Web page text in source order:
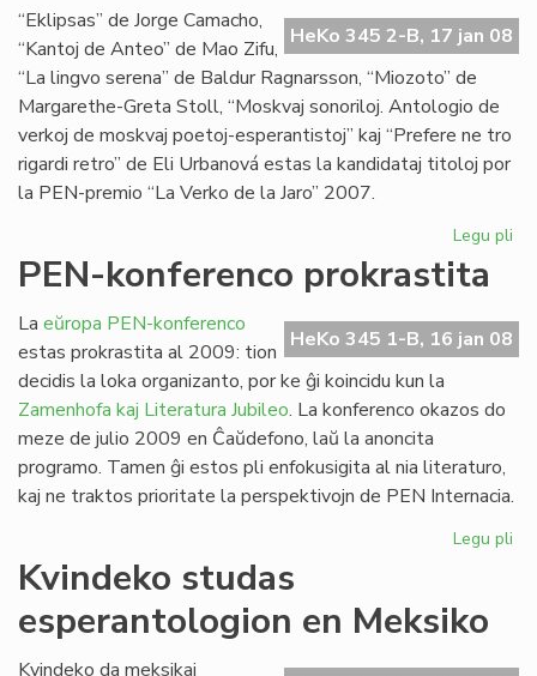
HeKo 345 2-B, 17 jan 08
“Eklipsas” de Jorge Camacho,
“Kantoj de Anteo” de Mao Zifu,
“La lingvo serena” de Baldur Ragnarsson, “Miozoto” de
Margarethe-Greta Stoll, “Moskvaj sonoriloj. Antologio de
verkoj de moskvaj poetoj-esperantistoj” kaj “Prefere ne tro
rigardi retro” de Eli Urbanová estas la kandidataj titoloj por
la PEN-premio “La Verko de la Jaro” 2007.
Legu pli
PEN-konferenco prokrastita
HeKo 345 1-B, 16 jan 08
La eŭropa PEN-konferenco
estas prokrastita al 2009: tion
decidis la loka organizanto, por ke ĝi koincidu kun la
Zamenhofa kaj Literatura Jubileo. La konferenco okazos do
meze de julio 2009 en Ĉaŭdefono, laŭ la anoncita
programo. Tamen ĝi estos pli enfokusigita al nia literaturo,
kaj ne traktos prioritate la perspektivojn de PEN Internacia.
Legu pli
Kvindeko studas
esperantologion en Meksiko
Kvindeko da meksikaj